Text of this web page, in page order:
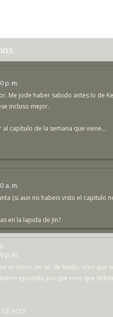
p. m.
Me jode haber sabido antes lo de
incluso mejor.
capítulo de la semana que viene...
a. m.
(si aun no habeis visto el capitulo
en la lapida de Jin?
p. m.
un poco, no sé, de listillo, creo que
episodio porque creo que
DE AQUÍ